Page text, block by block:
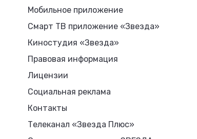
Мобильное приложение
Смарт ТВ приложение «Звезда»
Киностудия «Звезда»
Правовая информация
Лицензии
Социальная реклама
Контакты
Телеканал «Звезда Плюс»